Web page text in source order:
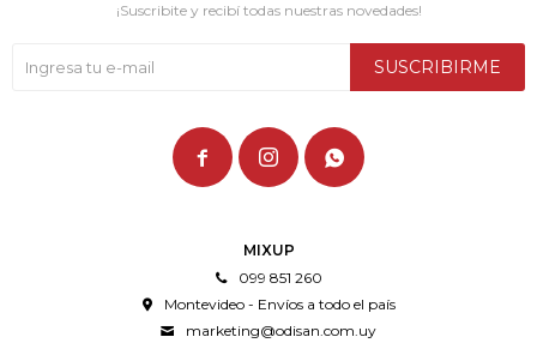
MIXUP
099 851 260
Montevideo - Envíos a todo el país
marketing@odisan.com.uy
¡Suscribite y recibí todas nuestras novedades!
SUSCRIBIRME
  